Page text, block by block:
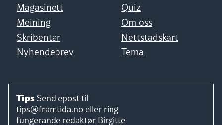
Magasinett
Quiz
Meining
Om oss
Skribentar
Nettstadskart
Nyhendebrev
Tema
Tips Send epost til
tips@framtida.no eller ring
fungerande redaktør Birgitte